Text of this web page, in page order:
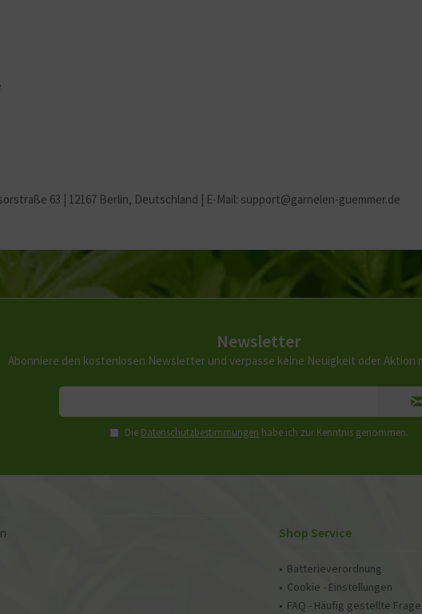
63 | 12167 Berlin, Deutschland | E-Mail: support@garnelen-guemmer.de
Newsletter
Abonniere den kostenlosen Newsletter und verpasse keine Neuigkeit oder Aktion
Die Datenschutzbestimmungen habe ich zur Kenntnis genommen.
Shop Service
Batterieverordnung
Cookie - Einstellungen
FAQ - Häufig gestellte